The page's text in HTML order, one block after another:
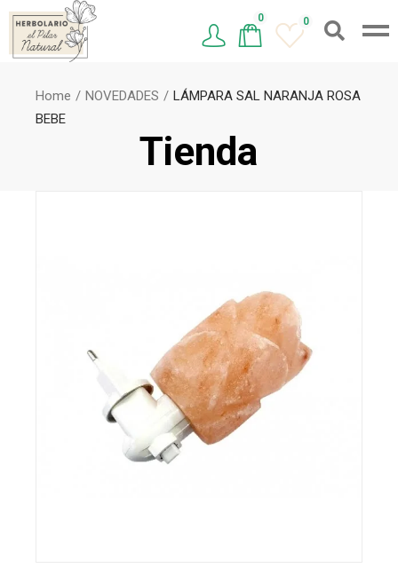
0 0
Tienda
Home NOVEDADES
LÁMPARA SAL NARANJA ROSA
BEBE